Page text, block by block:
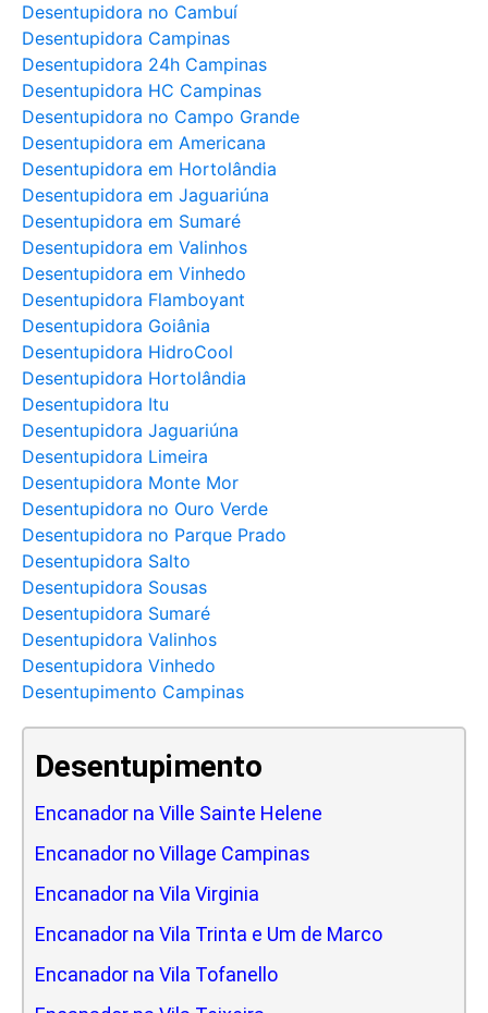
Desentupidora no Cambuí
Desentupidora Campinas
Desentupidora 24h Campinas
Desentupidora HC Campinas
Desentupidora no Campo Grande
Desentupidora em Americana
Desentupidora em Hortolândia
Desentupidora em Jaguariúna
Desentupidora em Sumaré
Desentupidora em Valinhos
Desentupidora em Vinhedo
Desentupidora Flamboyant
Desentupidora Goiânia
Desentupidora HidroCool
Desentupidora Hortolândia
Desentupidora Itu
Desentupidora Jaguariúna
Desentupidora Limeira
Desentupidora Monte Mor
Desentupidora no Ouro Verde
Desentupidora no Parque Prado
Desentupidora Salto
Desentupidora Sousas
Desentupidora Sumaré
Desentupidora Valinhos
Desentupidora Vinhedo
Desentupimento Campinas
Desentupimento
Encanador na Ville Sainte Helene
Encanador no Village Campinas
Encanador na Vila Virginia
Encanador na Vila Trinta e Um de Marco
Encanador na Vila Tofanello